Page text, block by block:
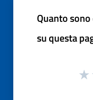
Quanto
su questa